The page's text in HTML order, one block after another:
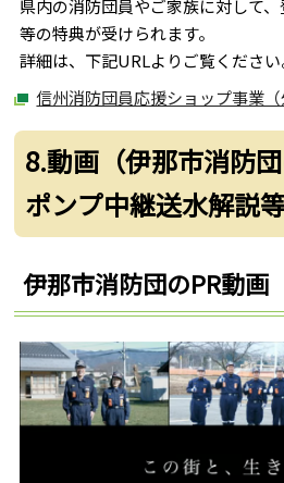
県内の消防団員やご家族に対して
等の特典が受けられます。
詳細は、下記URLよりご覧ください
信州消防団員応援ショップ事業（
8.動画（伊那市消防
ポンプ中継送水解説等
伊那市消防団のPR動画